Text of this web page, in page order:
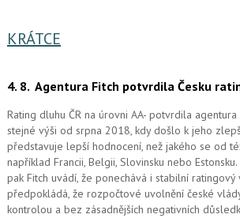
KRÁTCE
4. 8. Agentura Fitch potvrdila Česku
Rating dluhu ČR na úrovni AA- potvrdila agentura
stejné výši od srpna 2018, kdy došlo k jeho
představuje lepší hodnocení, než jakého se od
například Francii, Belgii, Slovinsku nebo
pak Fitch uvádí, že ponechává i stabilní
předpokládá, že rozpočtové uvolnění české
kontrolou a bez zásadnějších negativních